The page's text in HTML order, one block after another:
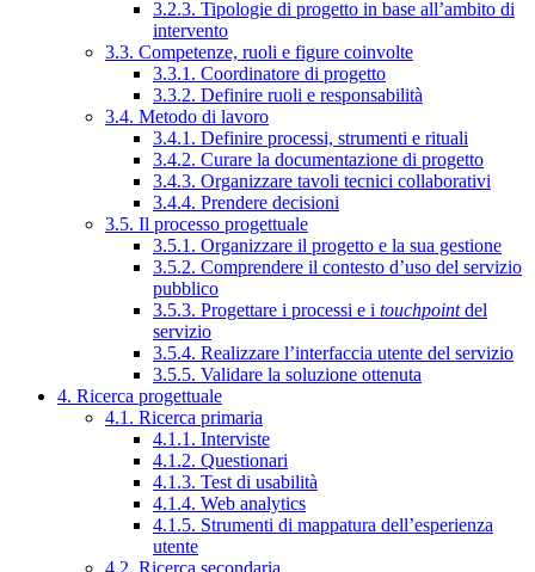
3.2.3. Tipologie di progetto in base all’ambito di
intervento
3.3. Competenze, ruoli e figure coinvolte
3.3.1. Coordinatore di progetto
3.3.2. Definire ruoli e responsabilità
3.4. Metodo di lavoro
3.4.1. Definire processi, strumenti e rituali
3.4.2. Curare la documentazione di progetto
3.4.3. Organizzare tavoli tecnici collaborativi
3.4.4. Prendere decisioni
3.5. Il processo progettuale
3.5.1. Organizzare il progetto e la sua gestione
3.5.2. Comprendere il contesto d’uso del servizio
pubblico
3.5.3. Progettare i processi e i touchpointdel
servizio
3.5.4. Realizzare l’interfaccia utente del servizio
3.5.5. Validare la soluzione ottenuta
4. Ricerca progettuale
4.1. Ricerca primaria
4.1.1. Interviste
4.1.2. Questionari
4.1.3. Test di usabilità
4.1.4. Web analytics
4.1.5. Strumenti di mappatura dell’esperienza
utente
4.2. Ricerca secondaria